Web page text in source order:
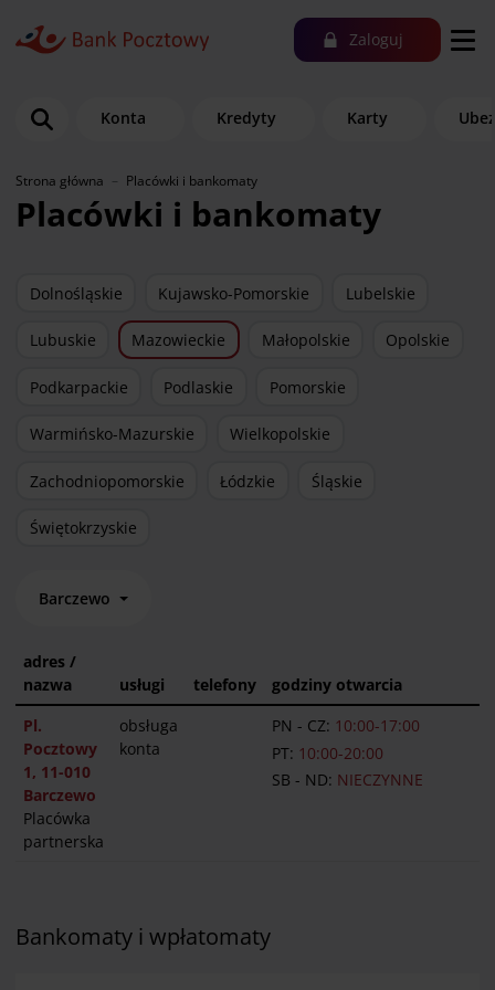
Zaloguj
Konta Kredyty Karty
Strona główna Placówki i bankomaty
Placówki i bankomaty
Dolnośląskie Kujawsko-Pomorskie Lubelskie
Lubuskie Mazowieckie Małopolskie Opolskie
Podkarpackie Podlaskie Pomorskie
Warmińsko-Mazurskie Wielkopolskie
Zachodniopomorskie Łódzkie Śląskie
Świętokrzyskie
Barczewo
adres /
nazwa
usługi telefony
godziny otwarcia
Pl.
Pocztowy
1, 11-010
Barczewo
Placówka
partnerska
obsługa
konta
PN - CZ: 10:00-17:00
PT: 10:00-20:00
SB - ND: NIECZYNNE
Bankomaty i wpłatomaty